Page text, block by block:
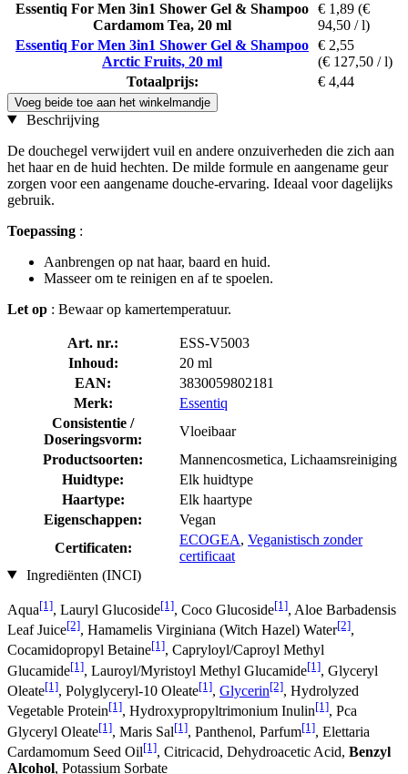
Essentiq For Men 3in1 Shower Gel & Shampoo
Cardamom Tea, 20 ml
€ 1,89 (€
94,50 / l)
Essentiq For Men 3in1 Shower Gel & Shampoo
Arctic Fruits, 20 ml
€ 2,55
(€ 127,50 / l)
Totaalprijs:
€ 4,44
Voeg beide toe aan het winkelmandje
Beschrijving
De douchegel verwijdert vuil en andere onzuiverheden die zich aan
het haar en de huid hechten. De milde formule en aangename geur
zorgen voor een aangename douche-ervaring. Ideaal voor dagelijks
gebruik.
Toepassing :
Aanbrengen op nat haar, baard en huid.
Masseer om te reinigen en af te spoelen.
Let op : Bewaar op kamertemperatuur.
Art. nr.:
ESS-V5003
Inhoud:
20 ml
EAN:
3830059802181
Merk:
Essentiq
Consistentie /
Doseringsvorm:
Vloeibaar
Productsoorten:
Mannencosmetica, Lichaamsreiniging
Huidtype:
Elk huidtype
Haartype:
Elk haartype
Eigenschappen:
Vegan
Certificaten:
ECOGEA, Veganistisch zonder
certificaat
Ingrediënten (INCI)
Aqua[1], Lauryl Glucoside[1], Coco Glucoside[1], Aloe Barbadensis
Leaf Juice[2], Hamamelis Virginiana (Witch Hazel) Water[2],
Cocamidopropyl Betaine[1], Capryloyl/Caproyl Methyl
Glucamide[1], Lauroyl/Myristoyl Methyl Glucamide[1], Glyceryl
Oleate[1], Polyglyceryl-10 Oleate[1], Glycerin[2], Hydrolyzed
Vegetable Protein[1], Hydroxypropyltrimonium Inulin[1], Pca
Glyceryl Oleate[1], Maris Sal[1], Panthenol, Parfum[1], Elettaria
Cardamomum Seed Oil[1], Citricacid, Dehydroacetic Acid, Benzyl
Alcohol, Potassium Sorbate